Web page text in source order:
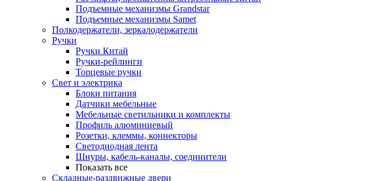
Подъемные механизмы Grandstar
Подъемные механизмы Samet
Полкодержатели, зеркалодержатели
Ручки
Ручки Китай
Ручки-рейлинги
Торцевые ручки
Свет и электрика
Блоки питания
Датчики мебельные
Мебельные светильники и комплекты
Профиль алюминиевый
Розетки, клеммы, коннекторы
Светодиодная лента
Шнуры, кабель-каналы, соединители
Показать все
Складные-раздвижные двери